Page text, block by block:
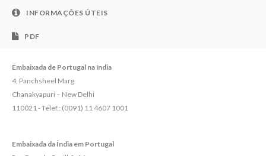
INFORMAÇÕES ÚTEIS
PDF
Embaixada de Portugal na índia
4, Panchsheel Marg
Chanakyapuri – New Delhi
110021 - Telef.: (0091) 11 4607 1001
Embaixada da Índia em Portugal